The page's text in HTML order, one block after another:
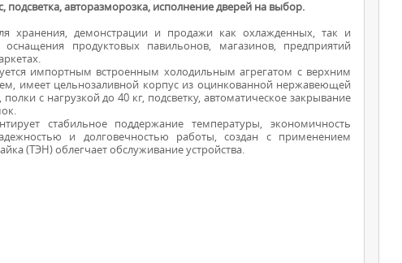
ШКАФЫ -
ХОЛОДИЛЬНИКИ
авторазморозка, исполнение дверей на выбор.
хранения, демонстрации и продажи как охлажденных, так и
продуктовых павильонов, магазинов, предприятий
импортным встроенным холодильным агрегатом с верхним
имеет цельнозаливной корпус из оцинкованной нержавеющей
с нагрузкой до 40 кг, подсветку, автоматическое закрывание
стабильное поддержание температуры, экономичность
и долговечностью работы, создан с применением
(ТЭН) облегчает обслуживание устройства.